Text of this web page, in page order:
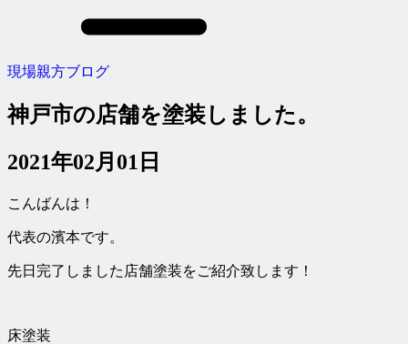
現場親方ブログ
神戸市の店舗を塗装しました。
2021年02月01日
こんばんは！
代表の濱本です。
先日完了しました店舗塗装をご紹介致します！
床塗装